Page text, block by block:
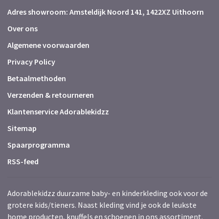
Adres showroom: Amsteldijk Noord 141, 1422XZ Uithoorn
Over ons
Algemene voorwaarden
Privacy Policy
Betaalmethoden
Verzenden & retourneren
Klantenservice Adorablekidzz
Sitemap
Spaarprogramma
RSS-feed
Adorablekidzz duurzame baby- en kinderkleding ook voor de
grotere kids/tieners. Naast kleding vind je ook de leukste
home producten, knuffels en schoenen in ons assortiment.